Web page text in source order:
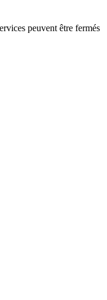
peuvent être fermés